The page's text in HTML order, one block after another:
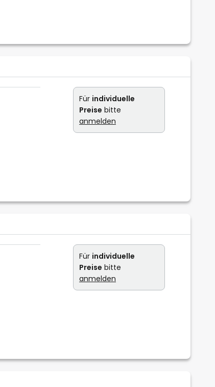
Für individuelle
Preise bitte
anmelden
Für individuelle
Preise bitte
anmelden